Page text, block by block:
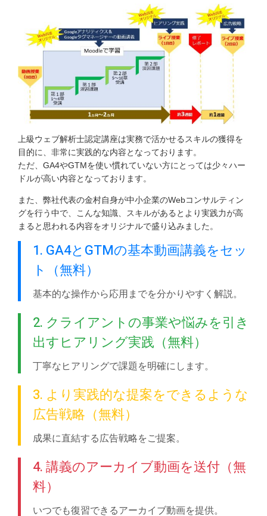
上級ウェブ解析士認定講座は実務で活かせるスキルの獲得を
目的に、非常に実践的な内容となっております。
ただ、GA4やGTMを使い慣れていない方にとっては少々ハー
ドルが高い内容となっております。
また、弊社代表の金村自身が中小企業のWebコンサルティン
グを行う中で、こんな知識、スキルがあるとより実践力が高
まると思われる内容をオリジナルで盛り込みました。
1. GA4とGTMの基本動画講義をセッ
ト（無料）
基本的な操作から応用までを分かりやすく解説。
2. クライアントの事業や悩みを引き
出すヒアリング実践（無料）
丁寧なヒアリングで課題を明確にします。
3. より実践的な提案をできるような
広告戦略（無料）
成果に直結する広告戦略をご提案。
4. 講義のアーカイブ動画を送付（無
料）
いつでも復習できるアーカイブ動画を提供。